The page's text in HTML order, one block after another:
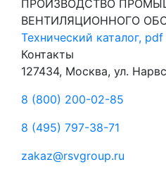
ПРОИЗВОДСТВО
ВЕНТИЛЯЦИОННОГО
Технический каталог, pdf
Контакты
127434, Москва, ул.
8 (800) 200-02-85
8 (495) 797-38-71
zakaz@rsvgroup.ru